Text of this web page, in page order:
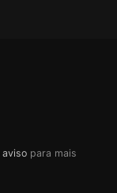
aviso para mais